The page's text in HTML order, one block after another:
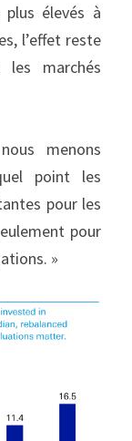
élevés à
l’effet reste
les marchés
menons
point les
pour les
pour
»